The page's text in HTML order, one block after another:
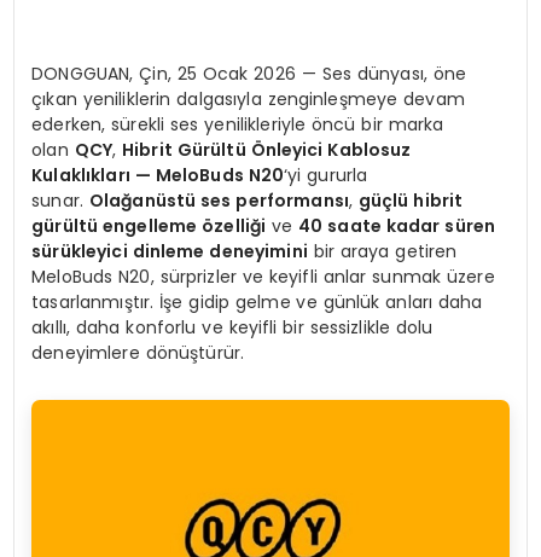
DONGGUAN, Çin, 25 Ocak 2026 — Ses dünyası, öne
çıkan yeniliklerin dalgasıyla zenginleşmeye devam
ederken, sürekli ses yenilikleriyle öncü bir marka
olan QCY, Hibrit Gürültü Önleyici Kablosuz
Kulaklıkları — MeloBuds N20‘yi gururla
sunar. Olağanüstü ses performansı, güçlü hibrit
gürültü engelleme özelliği ve 40 saate kadar süren
sürükleyici dinleme deneyimini bir araya getiren
MeloBuds N20, sürprizler ve keyifli anlar sunmak üzere
tasarlanmıştır. İşe gidip gelme ve günlük anları daha
akıllı, daha konforlu ve keyifli bir sessizlikle dolu
deneyimlere dönüştürür.